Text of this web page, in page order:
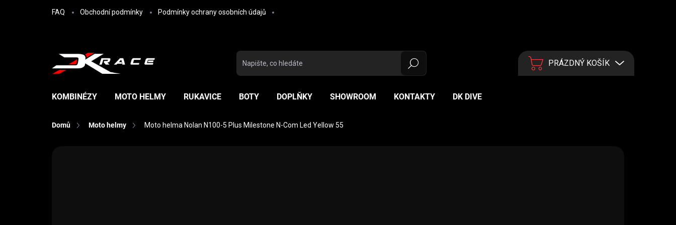
FAQ
Obchodní podmínky Podmínky ochrany osobních údajů
Hledat NÁKUPNÍ KOŠÍK
PRÁZDNÝ KOŠÍK
KOMBINÉZY MOTO HELMY RUKAVICE BOTY DOPLŇKY SHOWROOM KONTAKTY DK DIVE
Domů Moto helmy Moto helma Nolan N100-5 Plus Milestone N-Com Led Yellow 55